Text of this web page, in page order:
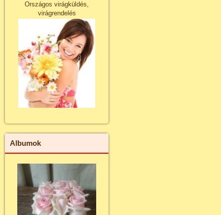
Országos virágküldés,
virágrendelés
Albumok